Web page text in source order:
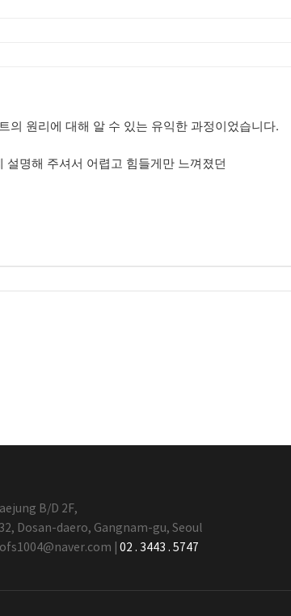
의 원리에 대해 알 수 있는 유익한 과정이었습니다.
명해 주셔서 어렵고 힘들게만 느껴졌던
B/D 2F,
Dosan-daero, Gangnam-gu, Seoul
02 . 3443 . 5747